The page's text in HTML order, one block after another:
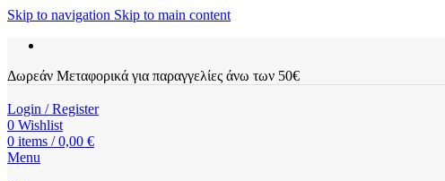
Skip to navigation Skip to main content
Δωρεάν Μεταφορικά για παραγγελίες άνω των 50€
Login / Register
0 Wishlist
0 items / 0,00 €
Menu